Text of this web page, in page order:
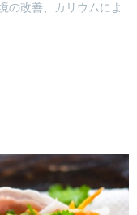
の改善、カリウムによ